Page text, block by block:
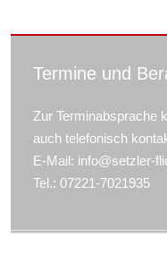
Termine und
Zur Terminabsprache
auch telefonisch
E-Mail: info@setzler-
Tel.: 07221-7021935